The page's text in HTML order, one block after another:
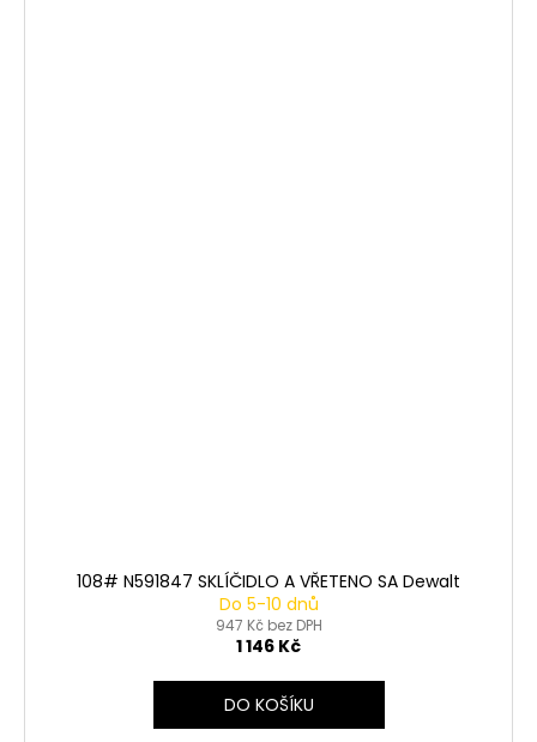
108# N591847 SKLÍČIDLO A VŘETENO SA Dewalt
Do 5-10 dnů
947 Kč bez DPH
1 146 Kč
DO KOŠÍKU